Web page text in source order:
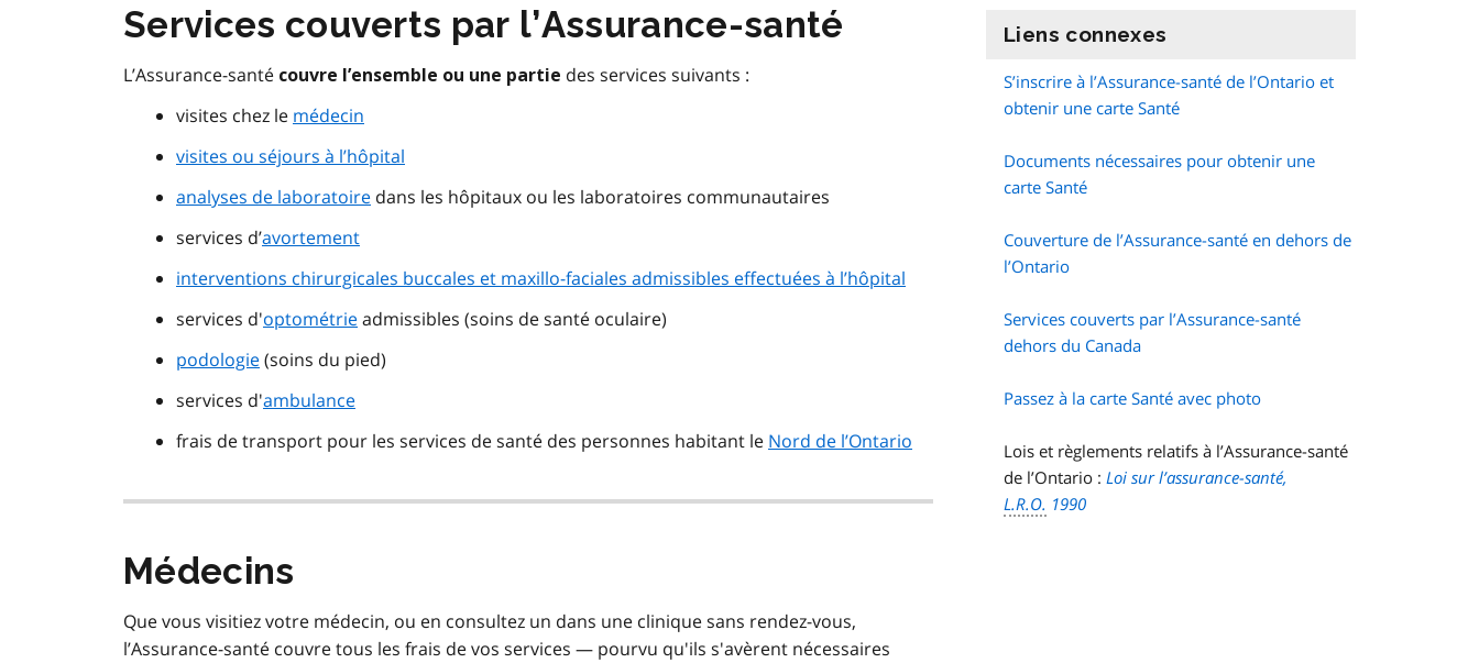
Services couverts par l’Assurance-santé
L’Assurance-santé couvre l’ensemble ou une partie des services suivants :
visites chez le médecin
visites ou séjours à l’hôpital
analyses de laboratoire dans les hôpitaux ou les laboratoires communautaires
services d’avortement
interventions chirurgicales buccales et maxillo-faciales admissibles effectuées à l’hôpital
services d'optométrieadmissibles (soins de santé oculaire)
podologie(soins du pied)
services d'ambulance
frais de transport pour les services de santé des personnes habitant le Nord de l’Ontario
Médecins
Que vous visitiez votre médecin, ou en consultez un dans une clinique sans rendez-vous,
l’Assurance-santé couvre tous les frais de vos services — pourvu qu'ils s'avèrent nécessaires
Liens connexes
S’inscrire à l’Assurance-santé de l’Ontario et
obtenir une carte Santé
Documents nécessaires pour obtenir une
carte Santé
Couverture de l’Assurance-santé en dehors de
l’Ontario
Services couverts par l’Assurance-santé
dehors du Canada
Passez à la carte Santé avec photo
Lois et règlements relatifs à l’Assurance-santé
de l’Ontario : Loi sur l’assurance-santé,
L.R.O. 1990